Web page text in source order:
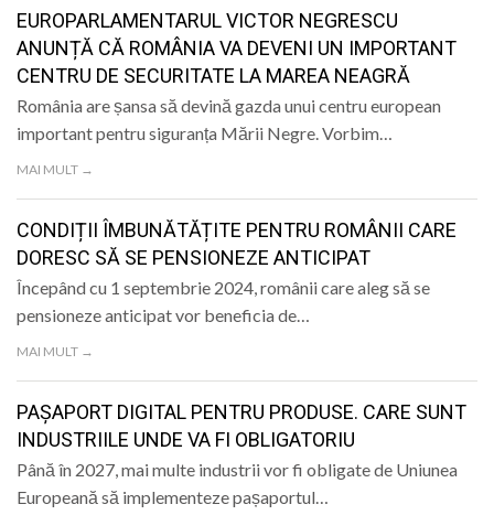
EUROPARLAMENTARUL VICTOR NEGRESCU
ANUNȚĂ CĂ ROMÂNIA VA DEVENI UN IMPORTANT
CENTRU DE SECURITATE LA MAREA NEAGRĂ
România are șansa să devină gazda unui centru european
important pentru siguranța Mării Negre. Vorbim…
MAI MULT →
CONDIȚII ÎMBUNĂTĂȚITE PENTRU ROMÂNII CARE
DORESC SĂ SE PENSIONEZE ANTICIPAT
Începând cu 1 septembrie 2024, românii care aleg să se
pensioneze anticipat vor beneficia de…
MAI MULT →
PAȘAPORT DIGITAL PENTRU PRODUSE. CARE SUNT
INDUSTRIILE UNDE VA FI OBLIGATORIU
Până în 2027, mai multe industrii vor fi obligate de Uniunea
Europeană să implementeze pașaportul…